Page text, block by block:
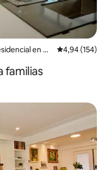
en Ke
Calificación
4,94 (154)
familias
destacados